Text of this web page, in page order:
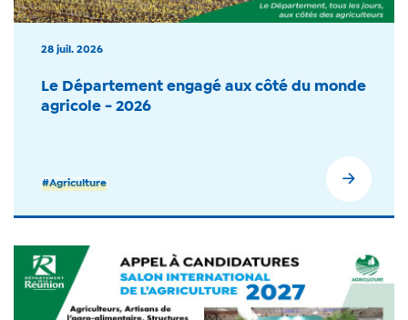
28 juil. 2026
Le Département engagé aux côté du monde
agricole - 2026
#Agriculture